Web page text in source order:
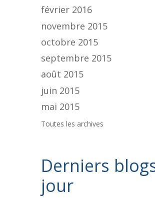
février 2016
novembre 2015
octobre 2015
septembre 2015
août 2015
juin 2015
mai 2015
Toutes les archives
Derniers
jour